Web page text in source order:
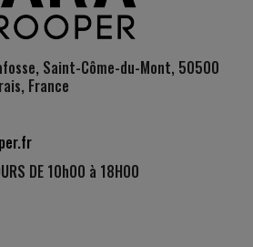
Saint-Côme-du-Mont, 50500
France
DE 10h00 à 18H00